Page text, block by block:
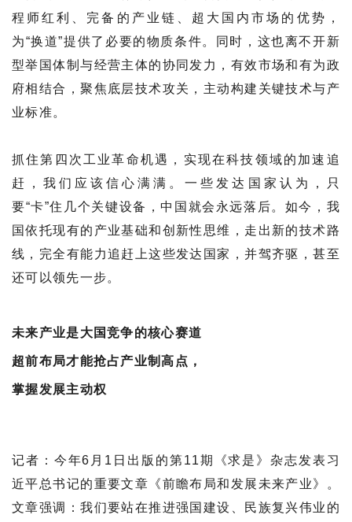
程师红利、完备的产业链、超大国内市场的优势，
为“换道”提供了必要的物质条件。同时，这也离不开新
型举国体制与经营主体的协同发力，有效市场和有为政
府相结合，聚焦底层技术攻关，主动构建关键技术与产
业标准。
抓住第四次工业革命机遇，实现在科技领域的加速追
赶，我们应该信心满满。一些发达国家认为，只
要“卡”住几个关键设备，中国就会永远落后。如今，我
国依托现有的产业基础和创新性思维，走出新的技术路
线，完全有能力追赶上这些发达国家，并驾齐驱，甚至
还可以领先一步。
未来产业是大国竞争的核心赛道
超前布局才能抢占产业制高点，
掌握发展主动权
记者：今年6月1日出版的第11期《求是》杂志发表习
近平总书记的重要文章《前瞻布局和发展未来产业》。
文章强调：我们要站在推进强国建设、民族复兴伟业的